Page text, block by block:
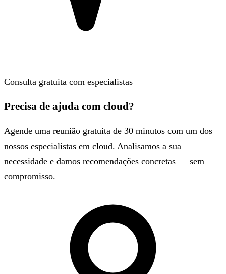
Consulta gratuita com especialistas
Precisa de ajuda com cloud?
Agende uma reunião gratuita de 30 minutos com um dos
nossos especialistas em cloud. Analisamos a sua
necessidade e damos recomendações concretas — sem
compromisso.